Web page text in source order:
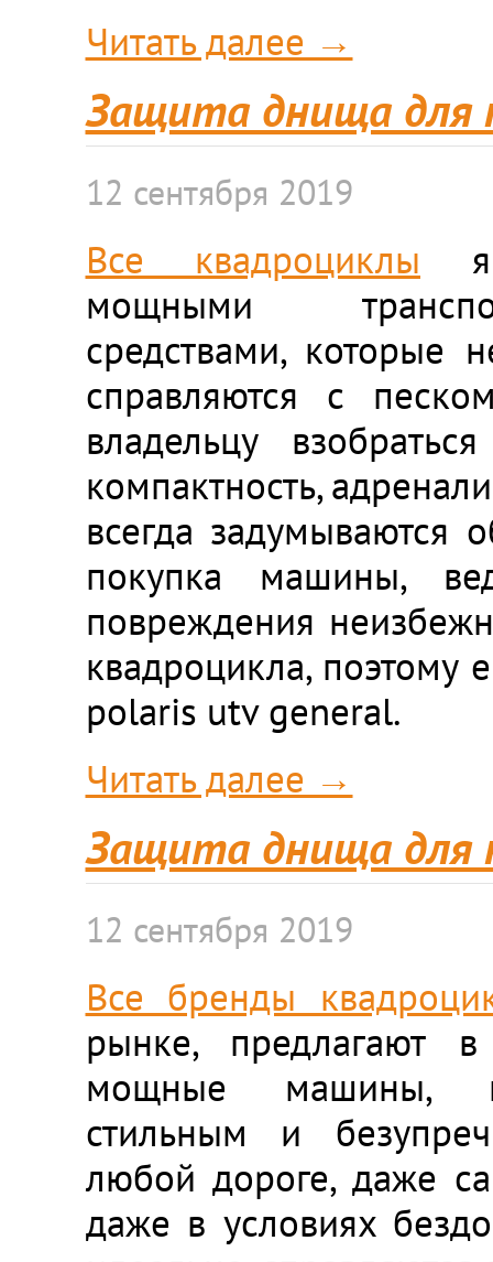
Читать далее →
Защита днища для
12 сентября 2019
Все квадроциклы
мощными
средствами, которые
справляются с
владельцу
компактность,
всегда
покупка машины,
повреждения
квадроцикла, поэтому
polaris utv general.
Читать далее →
Защита днища для
12 сентября 2019
Все бренды
рынке, предлагают
мощные машины,
стильным и
любой дороге, даже
даже в условиях